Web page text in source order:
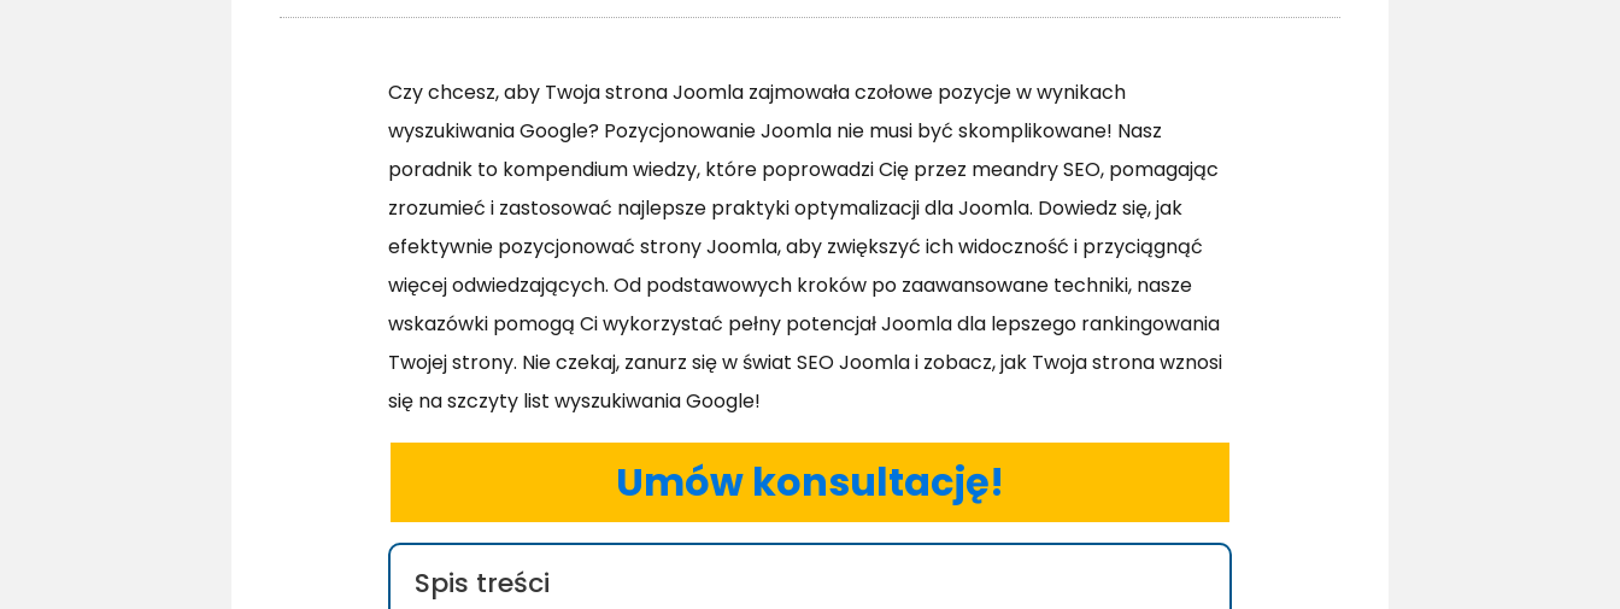
Czy chcesz, aby Twoja strona Joomla zajmowała czołowe pozycje w wynikach
wyszukiwania Google? Pozycjonowanie Joomla nie musi być skomplikowane! Nasz
poradnik to kompendium wiedzy, które poprowadzi Cię przez meandry SEO, pomagając
zrozumieć i zastosować najlepsze praktyki optymalizacji dla Joomla. Dowiedz się, jak
efektywnie pozycjonować strony Joomla, aby zwiększyć ich widoczność i przyciągnąć
więcej odwiedzających. Od podstawowych kroków po zaawansowane techniki, nasze
wskazówki pomogą Ci wykorzystać pełny potencjał Joomla dla lepszego rankingowania
Twojej strony. Nie czekaj, zanurz się w świat SEO Joomla i zobacz, jak Twoja strona wznosi
się na szczyty list wyszukiwania Google!
Umów konsultację!
Spis treści